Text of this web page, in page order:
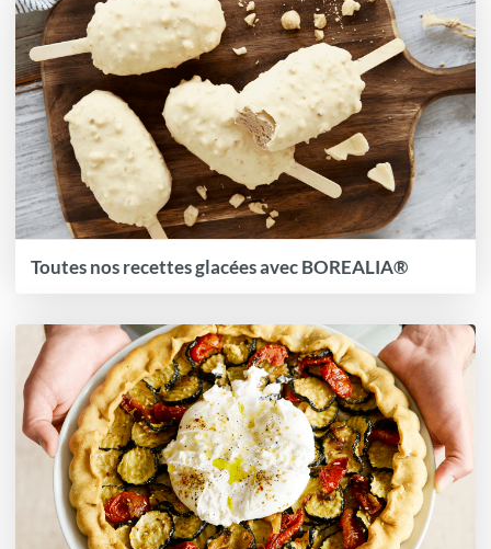
Toutes nos recettes glacées avec BOREALIA®